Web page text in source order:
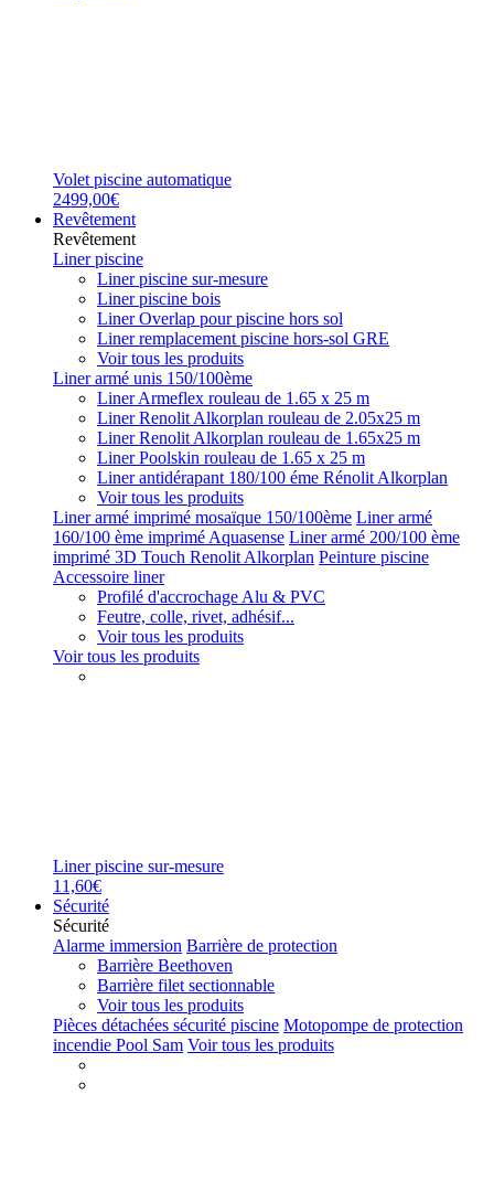
Volet piscine automatique
2499,00€
Revêtement
Revêtement
Liner piscine
Liner piscine sur-mesure
Liner piscine bois
Liner Overlap pour piscine hors sol
Liner remplacement piscine hors-sol GRE
Voir tous les produits
Liner armé unis 150/100ème
Liner Armeflex rouleau de 1.65 x 25 m
Liner Renolit Alkorplan rouleau de 2.05x25 m
Liner Renolit Alkorplan rouleau de 1.65x25 m
Liner Poolskin rouleau de 1.65 x 25 m
Liner antidérapant 180/100 éme Rénolit Alkorplan
Voir tous les produits
Liner armé imprimé mosaïque 150/100ème Liner armé
160/100 ème imprimé Aquasense Liner armé 200/100 ème
imprimé 3D Touch Renolit Alkorplan Peinture piscine
Accessoire liner
Profilé d'accrochage Alu & PVC
Feutre, colle, rivet, adhésif...
Voir tous les produits
Voir tous les produits
Liner piscine sur-mesure
11,60€
Sécurité
Sécurité
Alarme immersion Barrière de protection
Barrière Beethoven
Barrière filet sectionnable
Voir tous les produits
Pièces détachées sécurité piscine Motopompe de protection
incendie Pool Sam Voir tous les produits